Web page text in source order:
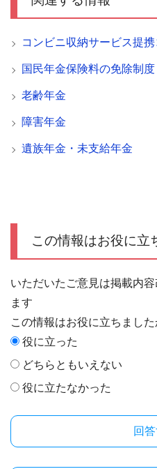
コンビニ収納サービス提
国民年金保険料の免除制
老齢年金
障害年金
遺族年金・未支給年金
この情報はお役に立
いただいたご意見は掲載内
ます
この情報はお役に立ちました
役に立った
どちらともいえない
役に立たなかった